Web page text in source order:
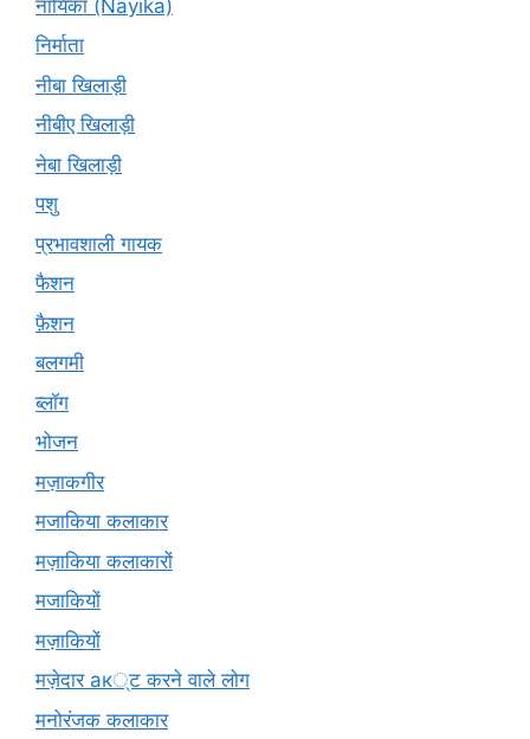
नायिका (Nāyikā)
निर्माता
नीबा खिलाड़ी
नीबीए खिलाड़ी
नेबा खिलाड़ी
पशु
प्रभावशाली गायक
फैशन
फ़ैशन
बलगमी
ब्लॉग
भोजन
मज़ाकगीर
मजाकिया कलाकार
मज़ाकिया कलाकारों
मजाकियों
मज़ाकियों
मज़ेदार ак्ट करने वाले लोग
मनोरंजक कलाकार